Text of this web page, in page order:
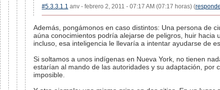
#5.3.3.1.1 anv - febrero 2, 2011 - 07:17 AM (07:17 horas) (
Además, pongámonos en caso distintos: Una persona de
aúna conocimientos podría alejarse de peligros, huir hacia
incluso, esa inteligencia le llevaría a intentar ayudarse de
Si soltamos a unos indígenas en Nueva York, no tienen
estarían al mando de las autoridades y su adaptación, por
imposible.